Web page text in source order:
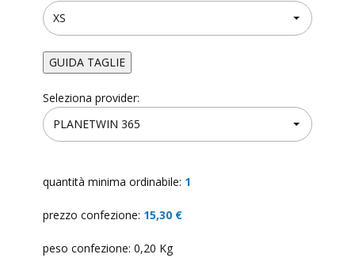
GUIDA TAGLIE
Seleziona provider:
quantità minima ordinabile: 1
prezzo confezione: 15,30 €
peso confezione: 0,20 Kg